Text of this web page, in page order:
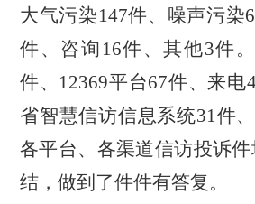
大气污染147件、噪声污染
件、咨询 16件、其他3件
件、 12369平台67件、来电
省智慧信访信息系统31件
各平台、各渠道信访投诉
结，做到了件件有答复。